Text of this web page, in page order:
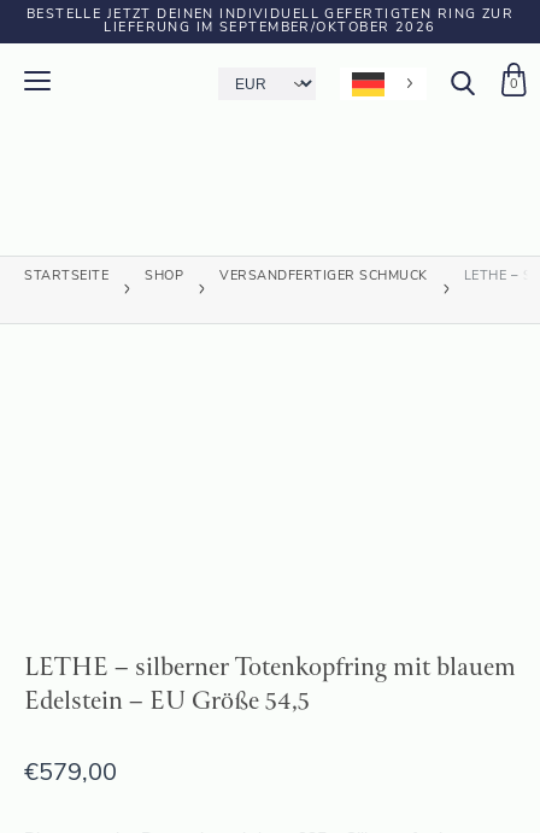
BESTELLE JETZT DEINEN INDIVIDUELL GEFERTIGTEN RING ZUR
LIEFERUNG IM SEPTEMBER/OKTOBER 2026
0
STARTSEITE SHOP VERSANDFERTIGER SCHMUCK LETHE –
LETHE – silberner Totenkopfring mit blauem
Edelstein – EU Größe 54,5
€579,00